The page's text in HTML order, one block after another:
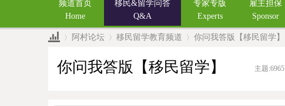
频道首页
Home
移民&留学问答
Q&A
专家专版
Experts
雇主担保
Sponsor
阿村论坛 移民留学教育频道 你问我答版【移民留学】
你问我答版【移民留学】 主题:6965